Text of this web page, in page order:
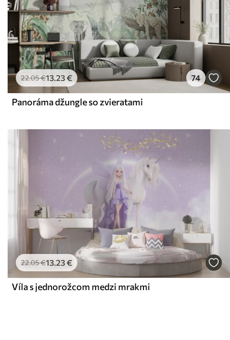
22.05€13.23€ 74
Panoráma džungle so zvieratami
22.05€13.23€
Víla s jednorožcom medzi mrakmi